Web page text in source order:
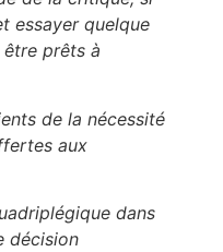
essayer quelque
être prêts à
de la nécessité
aux
dans
décision